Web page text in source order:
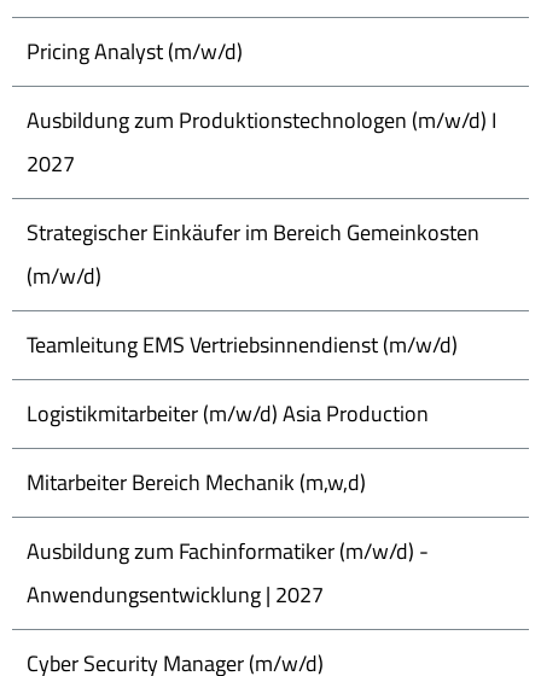
Pricing Analyst (m/w/d)
Ausbildung zum Produktionstechnologen (m/w/d) I
2027
Strategischer Einkäufer im Bereich Gemeinkosten
(m/w/d)
Teamleitung EMS Vertriebsinnendienst (m/w/d)
Logistikmitarbeiter (m/w/d) Asia Production
Mitarbeiter Bereich Mechanik (m,w,d)
Ausbildung zum Fachinformatiker (m/w/d) -
Anwendungsentwicklung | 2027
Cyber Security Manager (m/w/d)